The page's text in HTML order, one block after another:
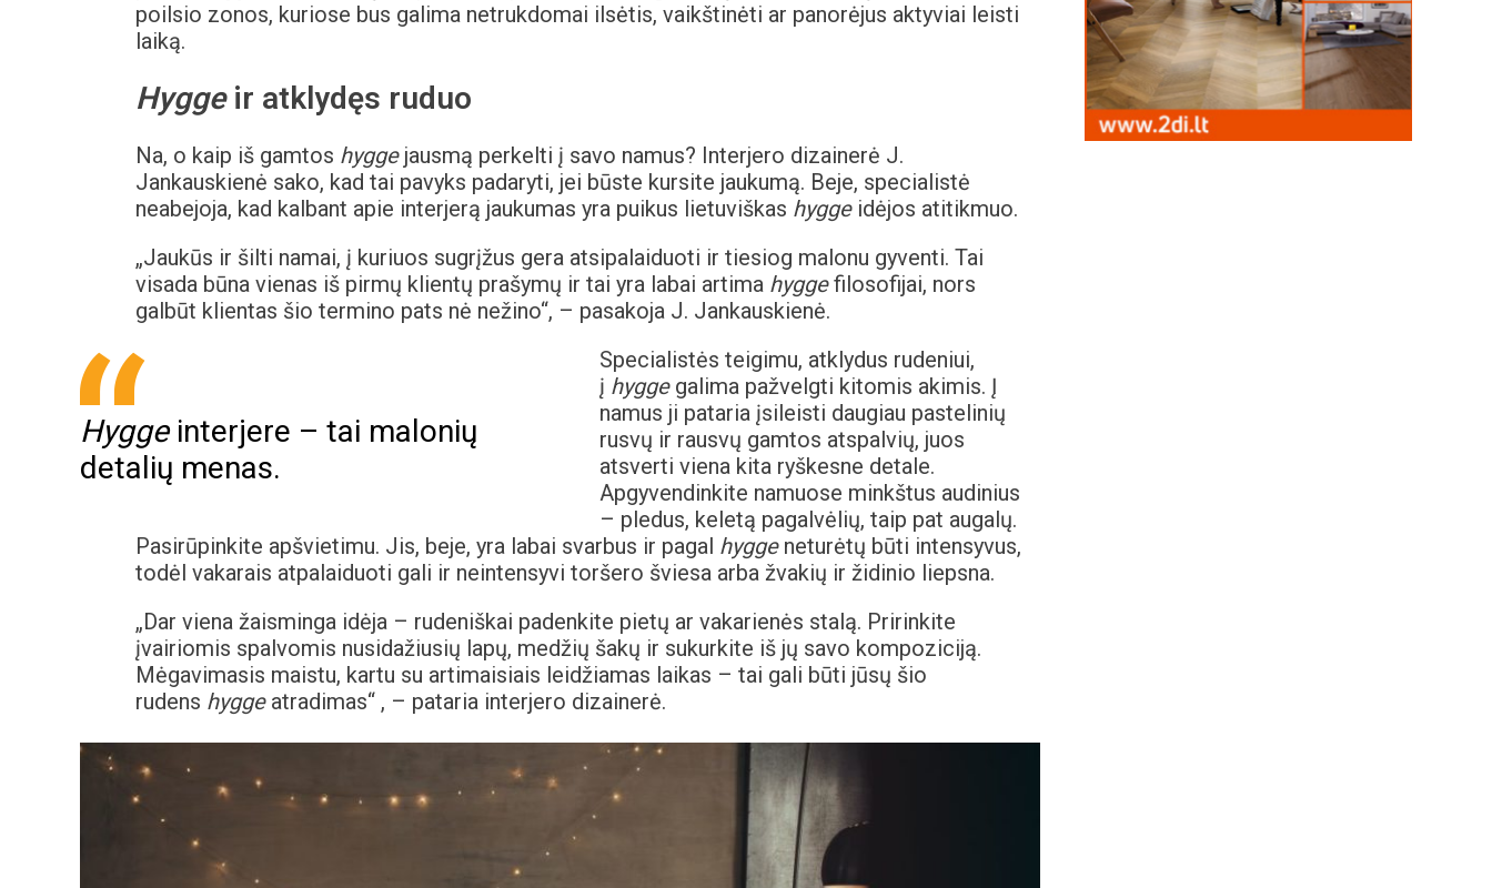
poilsio zonos, kuriose bus galima netrukdomai ilsėtis, vaikštinėti ar panorėjus aktyviai leisti
laiką.
Hyggeir atklydęs ruduo
Na, o kaip iš gamtos hyggejausmą perkelti į savo namus? Interjero dizainerė J.
Jankauskienė sako, kad tai pavyks padaryti, jei būste kursite jaukumą. Beje, specialistė
neabejoja, kad kalbant apie interjerą jaukumas yra puikus lietuviškas hyggeidėjos atitikmuo.
„Jaukūs ir šilti namai, į kuriuos sugrįžus gera atsipalaiduoti ir tiesiog malonu gyventi. Tai
visada būna vienas iš pirmų klientų prašymų ir tai yra labai artima hyggefilosofijai, nors
galbūt klientas šio termino pats nė nežino“, – pasakoja J. Jankauskienė.
Hyggeinterjere – tai malonių
detalių menas.
Specialistės teigimu, atklydus rudeniui,
į hyggegalima pažvelgti kitomis akimis. Į
namus ji pataria įsileisti daugiau pastelinių
rusvų ir rausvų gamtos atspalvių, juos
atsverti viena kita ryškesne detale.
Apgyvendinkite namuose minkštus audinius
– pledus, keletą pagalvėlių, taip pat augalų.
Pasirūpinkite apšvietimu. Jis, beje, yra labai svarbus ir pagal hyggeneturėtų būti intensyvus,
todėl vakarais atpalaiduoti gali ir neintensyvi toršero šviesa arba žvakių ir židinio liepsna.
„Dar viena žaisminga idėja – rudeniškai padenkite pietų ar vakarienės stalą. Pririnkite
įvairiomis spalvomis nusidažiusių lapų, medžių šakų ir sukurkite iš jų savo kompoziciją.
Mėgavimasis maistu, kartu su artimaisiais leidžiamas laikas – tai gali būti jūsų šio
rudens hyggeatradimas“ , – pataria interjero dizainerė.